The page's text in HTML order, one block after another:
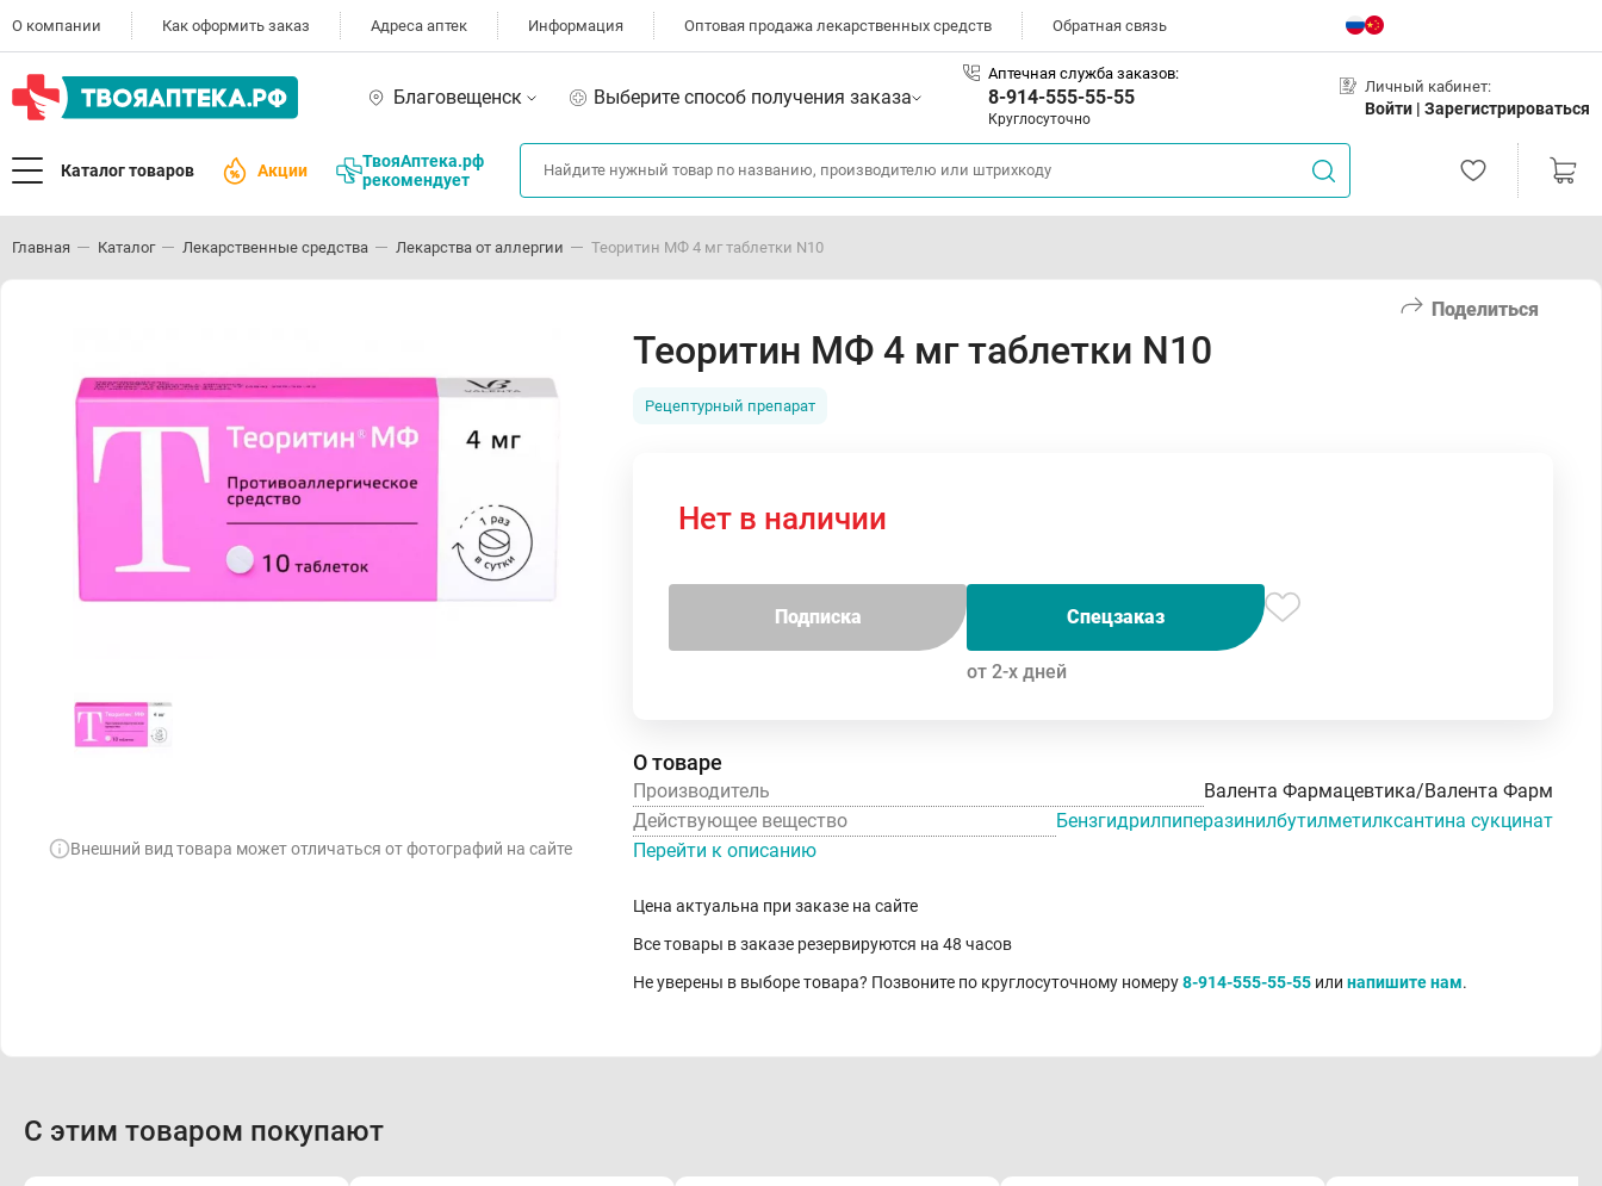
О компании Как оформить заказ Адреса аптек Информация Оптовая продажа лекарственных средств Обратная связь
Благовещенск Выберите способ получения заказа
Аптечная служба заказов:
8-914-555-55-55
Круглосуточно
Личный кабинет:
Войти | Зарегистрироваться
Каталог товаров Акции
ТвояАптека.рф
рекомендует
Главная Каталог Лекарственные средства Лекарства от аллергии Теоритин МФ 4 мг таблетки N10
Поделиться
Внешний вид товара может отличаться от фотографий на сайте
Теоритин МФ 4 мг таблетки N10
Рецептурный препарат
Нет в наличии
Подписка Спецзаказ
от 2-х дней
О товаре
Производитель
Валента Фармацевтика/Валента Фарм
Действующее вещество
Бензгидрилпиперазинилбутилметилксантина сукцинат
Перейти к описанию
Цена актуальна при заказе на сайте
Все товары в заказе резервируются на 48 часов
Не уверены в выборе товара? Позвоните по круглосуточному номеру8-914-555-55-55 или напишите нам.
С этим товаром покупают